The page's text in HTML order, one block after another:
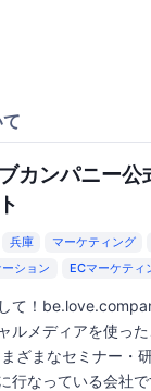
カンパニー公
兵庫 マーケティング
ション
ECマーケティ
て！
ルメディアを使っ
ざまなセミナー・
行なっている会社